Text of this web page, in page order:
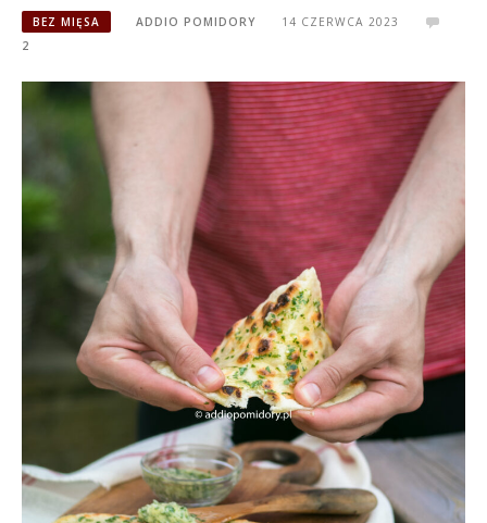
BEZ MIĘSA ADDIO POMIDORY
14 CZERWCA 2023
2